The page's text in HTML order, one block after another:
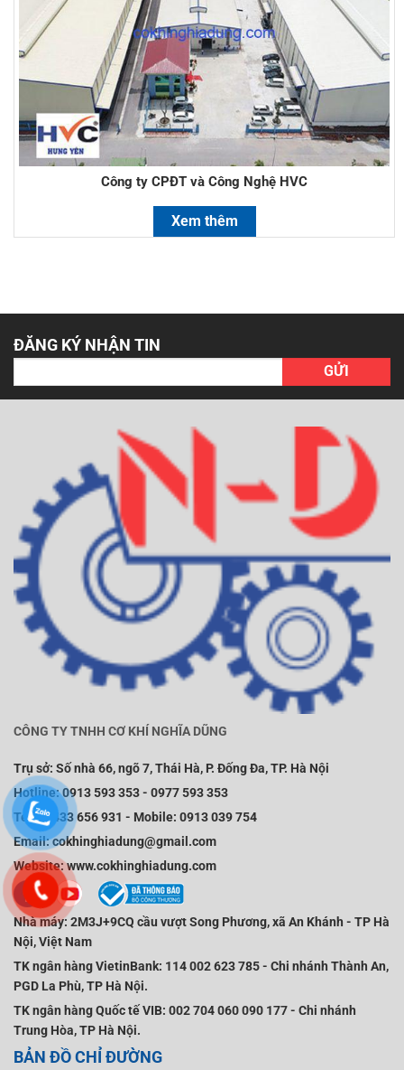
Công ty CPĐT và Công Nghệ HVC
Xem thêm
ĐĂNG KÝ NHẬN TIN
CÔNG TY TNHH CƠ KHÍ NGHĨA DŨNG
Trụ sở: Số nhà 66, ngõ 7, Thái Hà, P. Đống Đa, TP. Hà Nội
Hotline:0913 593 353- 0977 593 353
Tel:02433 656 931 - Mobile: 0913 039 754
Email:cokhinghiadung@gmail.com
Website:www.cokhinghiadung.com
Nhà máy: 2M3J+9CQ cầu vượt Song Phương, xã An Khánh - TP Hà
Nội, Việt Nam
TK ngân hàng VietinBank: 114 002 623 785 - Chi nhánh Thành An,
PGD La Phù, TP Hà Nội.
TK ngân hàng Quốc tế VIB: 002 704 060 090 177 - Chi nhánh
Trung Hòa, TP Hà Nội.
BẢN ĐỒ CHỈ ĐƯỜNG